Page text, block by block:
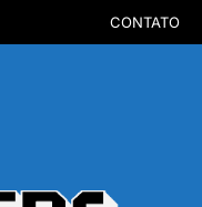
CONTATO